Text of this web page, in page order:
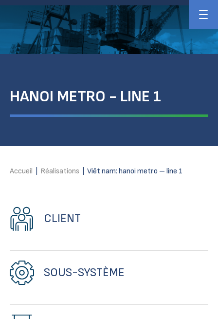
HANOI METRO - LINE 1
Accueil Réalisations Viêt nam: hanoi metro – line 1
CLIENT
SOUS-SYSTÈME